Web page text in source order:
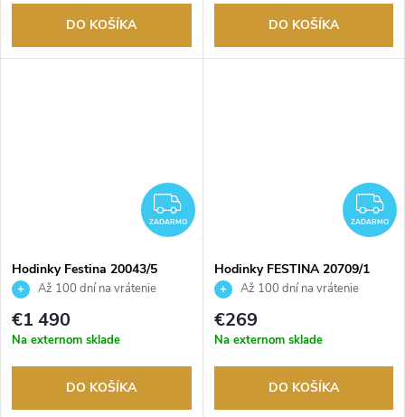
DO KOŠÍKA DO KOŠÍKA
ZADARMO
ZADARMO
Hodinky Festina 20043/5
Až 100 dní na vrátenie
tovaru. Autorizovaný predajca.
€1 490
Na externom sklade
DO KOŠÍKA
ZADARMO
Hodinky FESTINA 20709/1
Až 100 dní na vrátenie
tovaru. Autorizovaný predajca.
€269
Na externom sklade
DO KOŠÍKA